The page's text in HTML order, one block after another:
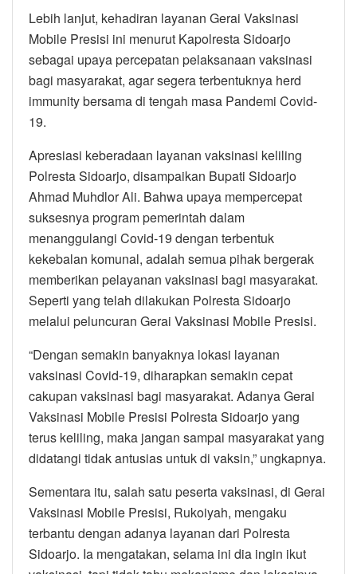
Lebih lanjut, kehadiran layanan Gerai Vaksinasi
Mobile Presisi ini menurut Kapolresta Sidoarjo
sebagai upaya percepatan pelaksanaan vaksinasi
bagi masyarakat, agar segera terbentuknya herd
immunity bersama di tengah masa Pandemi Covid-
19.
Apresiasi keberadaan layanan vaksinasi keliling
Polresta Sidoarjo, disampaikan Bupati Sidoarjo
Ahmad Muhdlor Ali. Bahwa upaya mempercepat
suksesnya program pemerintah dalam
menanggulangi Covid-19 dengan terbentuk
kekebalan komunal, adalah semua pihak bergerak
memberikan pelayanan vaksinasi bagi masyarakat.
Seperti yang telah dilakukan Polresta Sidoarjo
melalui peluncuran Gerai Vaksinasi Mobile Presisi.
“Dengan semakin banyaknya lokasi layanan
vaksinasi Covid-19, diharapkan semakin cepat
cakupan vaksinasi bagi masyarakat. Adanya Gerai
Vaksinasi Mobile Presisi Polresta Sidoarjo yang
terus keliling, maka jangan sampai masyarakat yang
didatangi tidak antusias untuk di vaksin,” ungkapnya.
Sementara itu, salah satu peserta vaksinasi, di Gerai
Vaksinasi Mobile Presisi, Rukoiyah, mengaku
terbantu dengan adanya layanan dari Polresta
Sidoarjo. Ia mengatakan, selama ini dia ingin ikut